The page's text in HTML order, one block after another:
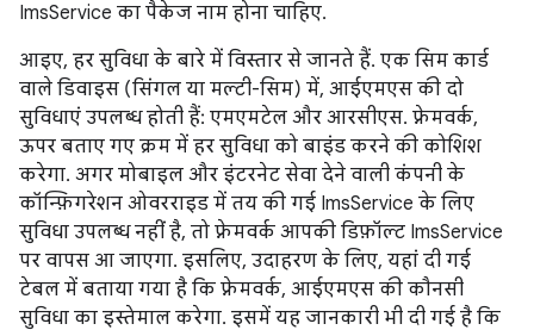
ImsService का पैकेज नाम होना चाहिए.
आइए, हर सुविधा के बारे में विस्तार से जानते हैं. एक सिम कार्ड
वाले डिवाइस (सिंगल या मल्टी-सिम) में, आईएमएस की दो
सुविधाएं उपलब्ध होती हैं: एमएमटेल और आरसीएस. फ़्रेमवर्क,
ऊपर बताए गए क्रम में हर सुविधा को बाइंड करने की कोशिश
करेगा. अगर मोबाइल और इंटरनेट सेवा देने वाली कंपनी के
कॉन्फ़िगरेशन ओवरराइड में तय की गई ImsService के लिए
सुविधा उपलब्ध नहीं है, तो फ़्रेमवर्क आपकी डिफ़ॉल्ट ImsService
पर वापस आ जाएगा. इसलिए, उदाहरण के लिए, यहां दी गई
टेबल में बताया गया है कि फ़्रेमवर्क, आईएमएस की कौनसी
सुविधा का इस्तेमाल करेगा. इसमें यह जानकारी भी दी गई है कि